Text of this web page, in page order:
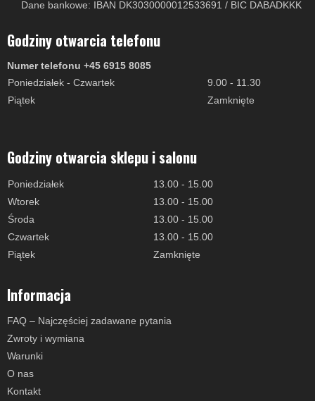
Dane bankowe: IBAN DK3030000012533691 / BIC DABADKKK
Godziny otwarcia telefonu
Numer telefonu +45 6915 8085
Poniedziałek - Czwartek
9.00 - 11.30
Piątek
Zamknięte
Godziny otwarcia sklepu i salonu
Poniedziałek
13.00 - 15.00
Wtorek
13.00 - 15.00
Środa
13.00 - 15.00
Czwartek
13.00 - 15.00
Piątek
Zamknięte
Informacja
FAQ – Najczęściej zadawane pytania
Zwroty i wymiana
Warunki
O nas
Kontakt